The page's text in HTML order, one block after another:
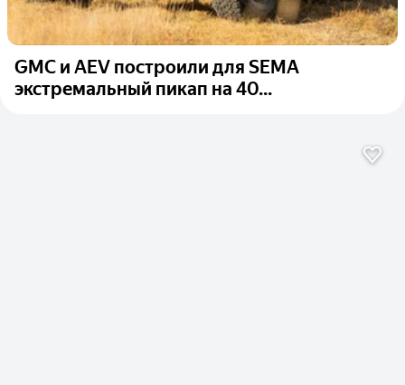
GMC и AEV построили для SEMA
экстремальный пикап на 40...